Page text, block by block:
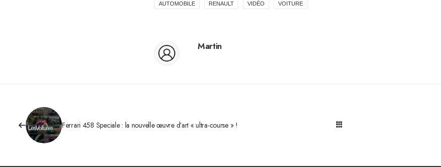
AUTOMOBILE RENAULT VIDÉO VOITURE
Martin
Ferrari 458 Speciale : la nouvelle œuvre d’art « ultra-course » !